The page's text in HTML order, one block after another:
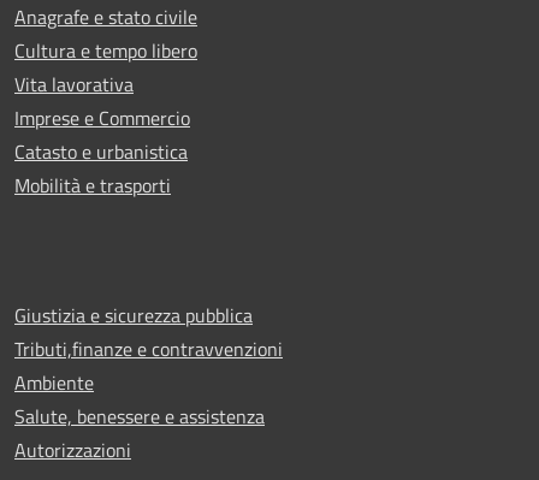
Anagrafe e stato civile
Cultura e tempo libero
Vita lavorativa
Imprese e Commercio
Catasto e urbanistica
Mobilità e trasporti
Giustizia e sicurezza pubblica
Tributi,finanze e contravvenzioni
Ambiente
Salute, benessere e assistenza
Autorizzazioni